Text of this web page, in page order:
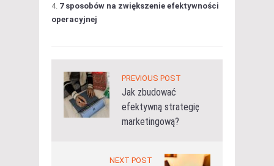
7 sposobów na zwiększenie efektywności
operacyjnej
PREVIOUS POST
Jak zbudować
efektywną strategię
marketingową?
NEXT POST